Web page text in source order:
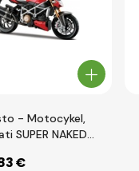
- Motocykel,
SUPER NAKED
€